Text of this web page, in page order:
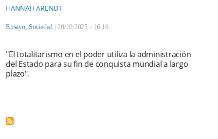
HANNAH ARENDT
Ensayo, Sociedad | 20/10/2025 - 16:16
"El totalitarismo en el poder utiliza la administración
del Estado para su fin de conquista mundial a largo
plazo".